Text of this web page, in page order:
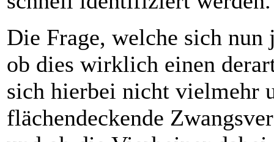
Die Frage, welche sich
ob dies wirklich einen
sich hierbei nicht vielmehr
flächendeckende